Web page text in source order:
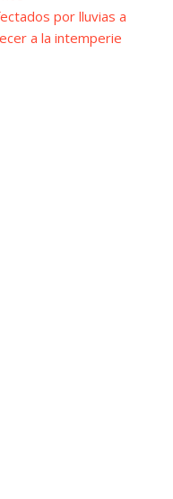
por lluvias a
a la intemperie